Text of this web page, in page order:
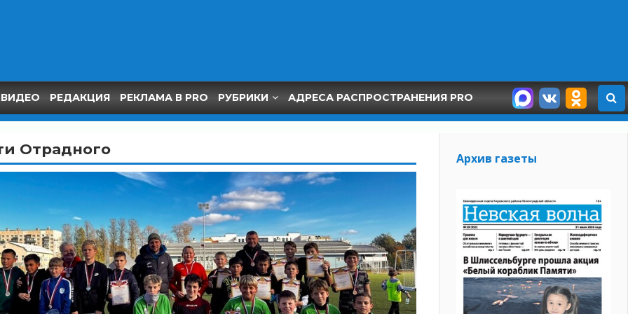
ВИДЕО РЕДАКЦИЯ РЕКЛАМА В PRO РУБРИКИ АДРЕСА РАСПРОСТРАНЕНИЯ PRO
Отрадного
Архив газеты